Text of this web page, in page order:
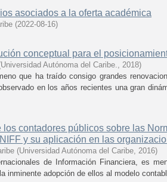
asociados a la oferta académica
(2022-08-16)
conceptual para el
Universidad Autónoma del Caribe., 2018)
que ha traído consigo grandes
en los años recientes una gran
los contadores públicos sobre las
y su aplicación en las
(Universidad Autónoma del Caribe, 2016)
de Información Financiera, es
inminente adopción de ellos al modelo